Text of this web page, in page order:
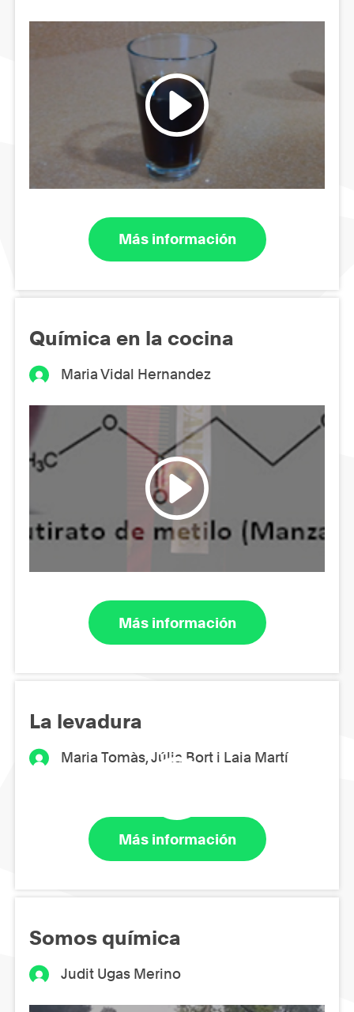
Más información
Química en la cocina
Maria Vidal Hernandez
Más información
La levadura
Maria Tomàs, Júlia Bort i Laia Martí
Más información
Somos química
Judit Ugas Merino